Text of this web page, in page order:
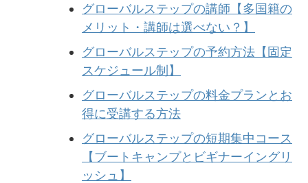
グローバルステップの講師【多国籍の
メリット・講師は選べない？】
グローバルステップの予約方法【固定
スケジュール制】
グローバルステップの料金プランとお
得に受講する方法
グローバルステップの短期集中コース
【ブートキャンプとビギナーイングリ
ッシュ】